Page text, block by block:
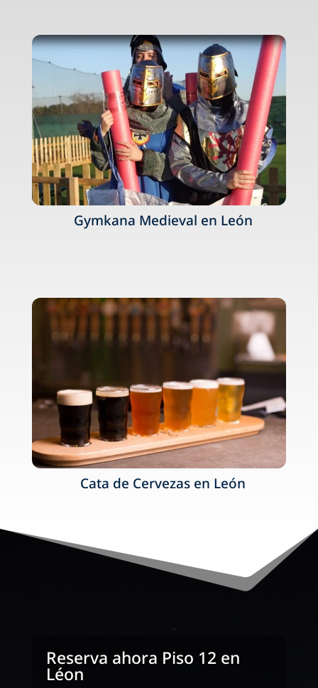
Gymkana Medieval en León
Cata de Cervezas en León
Reserva ahora Piso 12 en
Léon